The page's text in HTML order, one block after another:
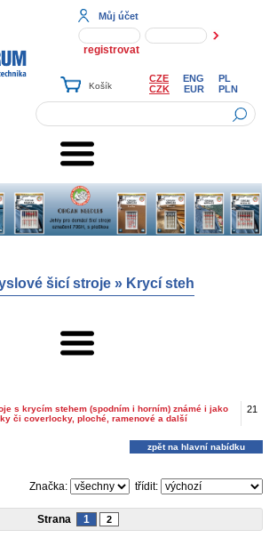
Můj účet
registrovat
CZE ENG
PL
CZK
EUR PLN
šicí stroje » Krycí steh
s krycím stehem (spodním i horním) známé i jako
či coverlocky, ploché, ramenové a další
21
zpět na hlavní nabídku
třídit:
Značka:
Strana 1 2